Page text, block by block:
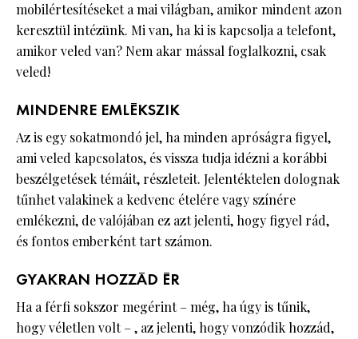
mobilértesítéseket a mai világban, amikor mindent azon
keresztül intézünk. Mi van, ha ki is kapcsolja a telefont,
amikor veled van? Nem akar mással foglalkozni, csak
veled!
MINDENRE EMLÉKSZIK
Az is egy sokatmondó jel, ha minden apróságra figyel,
ami veled kapcsolatos, és vissza tudja idézni a korábbi
beszélgetések témáit, részleteit. Jelentéktelen dolognak
tűnhet valakinek a kedvenc ételére vagy színére
emlékezni, de valójában ez azt jelenti, hogy figyel rád,
és fontos emberként tart számon.
GYAKRAN HOZZÁD ÉR
Ha a férfi sokszor megérint – még, ha úgy is tűnik,
hogy véletlen volt – , az jelenti, hogy vonzódik hozzád,